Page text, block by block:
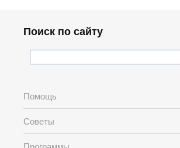
Поиск по сайту
Помощь
Советы